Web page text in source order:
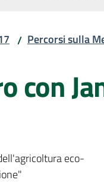
/ Percorsi sulla
con
eco-